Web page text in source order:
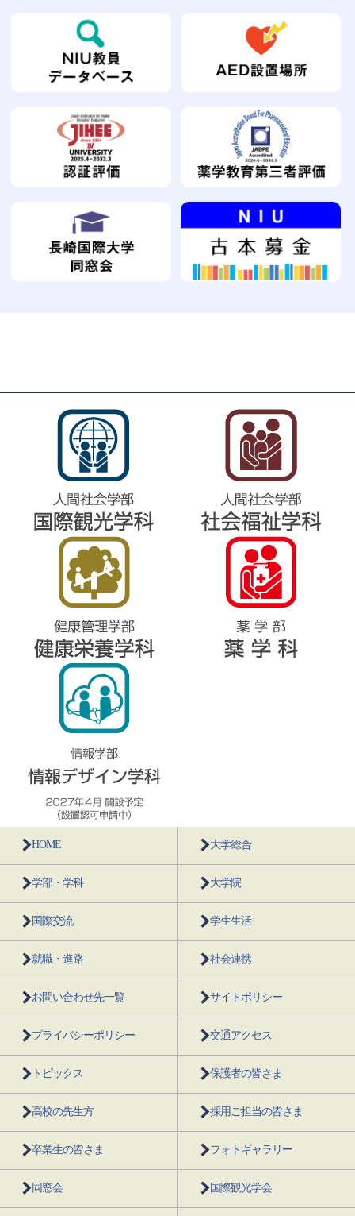
HOME 大学総合
学部・学科 大学院
国際交流 学生生活
就職・進路 社会連携
お問い合わせ先一覧 サイトポリシー
プライバシーポリシー 交通アクセス
トピックス 保護者の皆さま
高校の先生方 採用ご担当の皆さま
卒業生の皆さま フォトギャラリー
同窓会 国際観光学会